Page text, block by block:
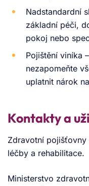
Nadstandardní
základní péči,
pokoj nebo
Pojištění viníka
nezapomeňte
uplatnit nárok
Kontakty a
Zdravotní pojišťovny
léčby a rehabilitace.
Ministerstvo